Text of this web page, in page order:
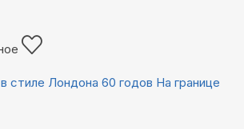
стиле Лондона 60 годов На границе